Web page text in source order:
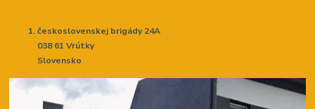
československej brigády 24A
038 61 Vrútky
Slovensko